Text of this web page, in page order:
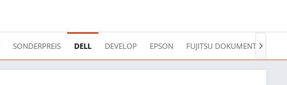
SONDERPREIS DELL DEVELOP EPSON FUJITSU 